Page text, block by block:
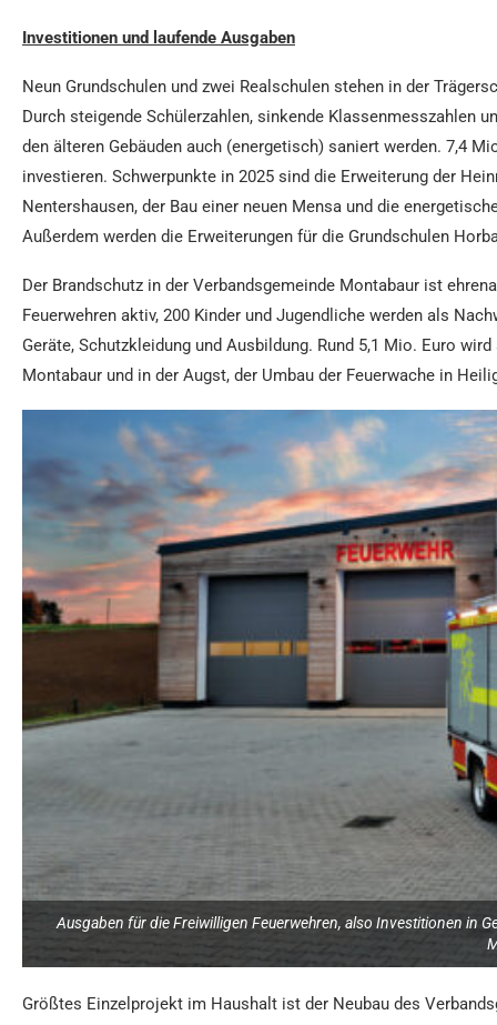
Investitionen und laufende Ausgaben
Neun Grundschulen und zwei Realschulen stehen in der
Durch steigende Schülerzahlen, sinkende Klassenmesszahlen
den älteren Gebäuden auch (energetisch) saniert werden. 7,4
investieren. Schwerpunkte in 2025 sind die Erweiterung der
Nentershausen, der Bau einer neuen Mensa und die
Außerdem werden die Erweiterungen für die Grundschulen
Der Brandschutz in der Verbandsgemeinde Montabaur ist
Feuerwehren aktiv, 200 Kinder und Jugendliche werden als
Geräte, Schutzkleidung und Ausbildung. Rund 5,1 Mio. Euro
Montabaur und in der Augst, der Umbau der Feuerwache in
Ausgaben für die Freiwilligen Feuerwehren, also Investitionen in
Größtes Einzelprojekt im Haushalt ist der Neubau des